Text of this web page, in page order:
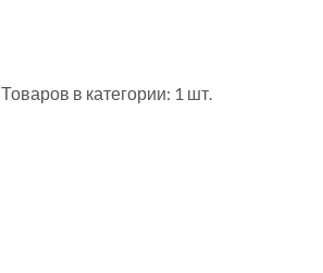
Товаров в категории: 1 шт.